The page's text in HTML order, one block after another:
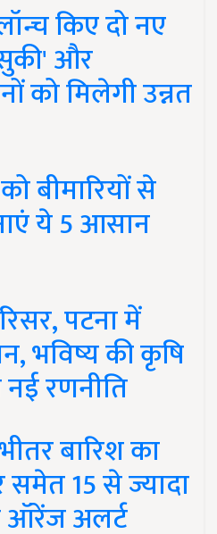
किए दो नए
और
को मिलेगी उन्नत
बीमारियों से
ये 5 आसान
पटना में
भविष्य की कृषि
रणनीति
बारिश का
समेत 15 से ज्यादा
ऑरेंज अलर्ट